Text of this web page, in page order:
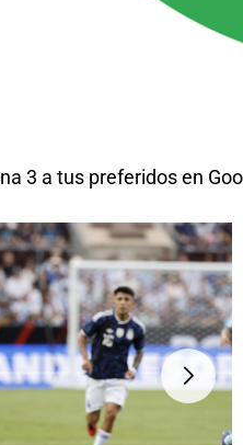
3 a tus preferidos en